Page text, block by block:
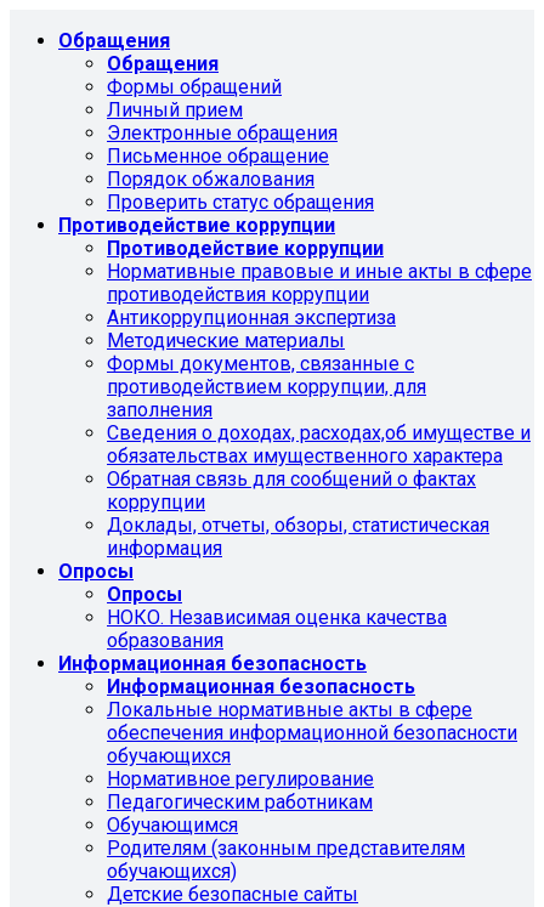
Обращения
Обращения
Формы обращений
Личный прием
Электронные обращения
Письменное обращение
Порядок обжалования
Проверить статус обращения
Противодействие коррупции
Противодействие коррупции
Нормативные правовые и иные акты в сфере
противодействия коррупции
Антикоррупционная экспертиза
Методические материалы
Формы документов, связанные с
противодействием коррупции, для
заполнения
Сведения о доходах, расходах,об имуществе и
обязательствах имущественного характера
Обратная связь для сообщений о фактах
коррупции
Доклады, отчеты, обзоры, статистическая
информация
Опросы
Опросы
НОКО. Независимая оценка качества
образования
Информационная безопасность
Информационная безопасность
Локальные нормативные акты в сфере
обеспечения информационной безопасности
обучающихся
Нормативное регулирование
Педагогическим работникам
Обучающимся
Родителям (законным представителям
обучающихся)
Детские безопасные сайты